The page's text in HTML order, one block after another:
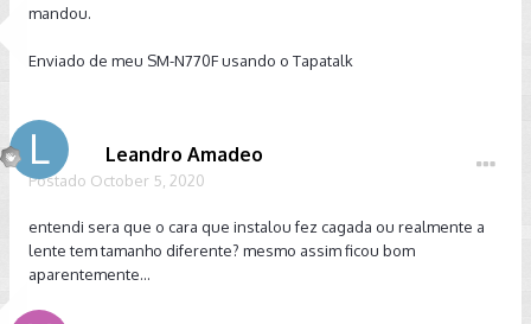
mandou.
Enviado de meu SM-N770F usando o Tapatalk
Leandro Amadeo
Postado October 5, 2020
entendi sera que o cara que instalou fez cagada ou realmente a
lente tem tamanho diferente? mesmo assim ficou bom
aparentemente...